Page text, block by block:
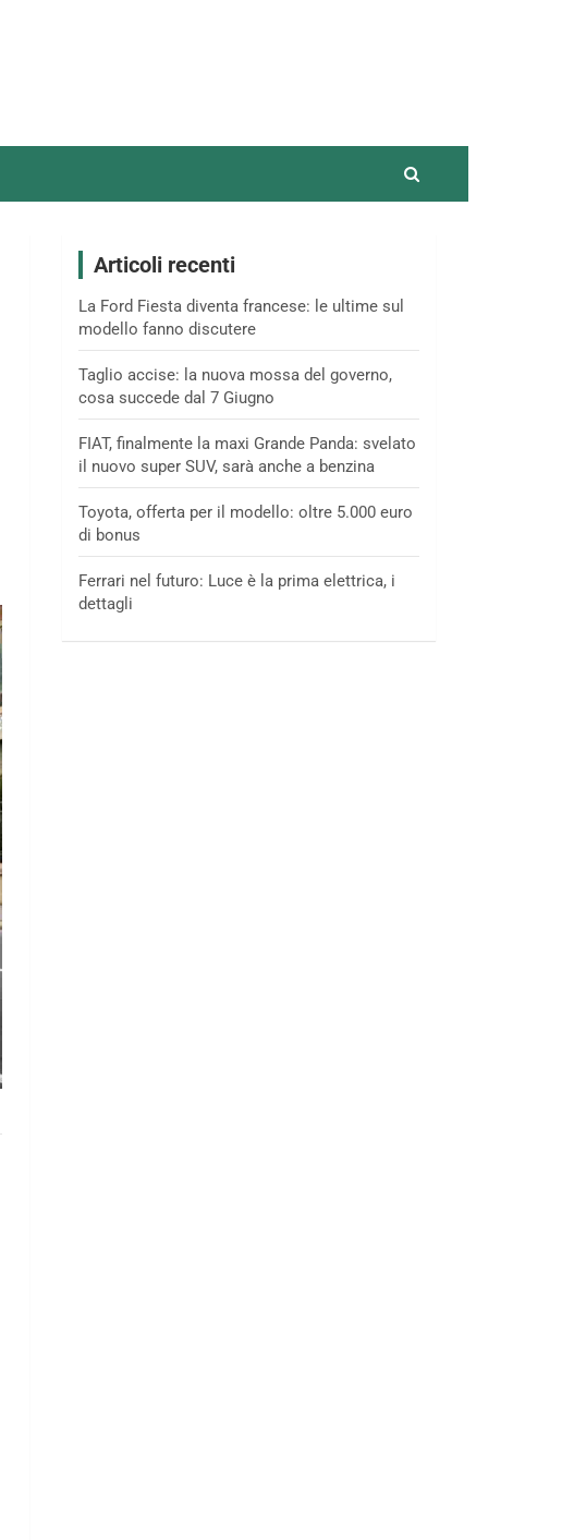
Articoli recenti
La Ford Fiesta diventa francese: le ultime sul
modello fanno discutere
Taglio accise: la nuova mossa del governo,
cosa succede dal 7 Giugno
FIAT, finalmente la maxi Grande Panda: svelato
il nuovo super SUV, sarà anche a benzina
Toyota, offerta per il modello: oltre 5.000 euro
di bonus
Ferrari nel futuro: Luce è la prima elettrica, i
dettagli